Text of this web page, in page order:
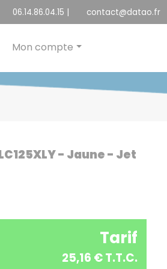
06.14.86.04.15 | contact@datao.fr
Mon compte
- Jaune - Jet
Tarif
25,16 € T.T.C.